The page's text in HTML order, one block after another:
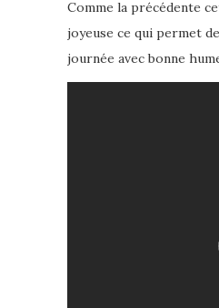
Comme la précédente
joyeuse ce qui permet
journée avec bonne